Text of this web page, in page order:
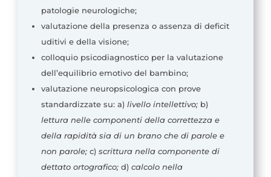
patologie neurologiche;
valutazione della presenza o assenza di deficit
uditivi e della visione;
colloquio psicodiagnostico per la valutazione
dell’equilibrio emotivo del bambino;
valutazione neuropsicologica con prove
standardizzate su: a) livello intellettivo;b)
lettura nelle componenti della correttezza e
della rapidità sia di un brano che di parole e
non parole;c)scrittura nella componente di
dettato ortografico;d) calcolo nella